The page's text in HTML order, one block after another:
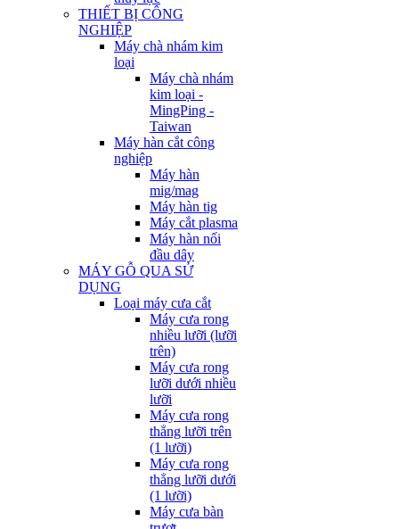
THIẾT BỊ CÔNG
NGHIỆP
Máy chà nhám kim
loại
Máy chà nhám
kim loại -
MingPing -
Taiwan
Máy hàn cắt công
nghiệp
Máy hàn
mig/mag
Máy hàn tig
Máy cắt plasma
Máy hàn nối
đầu dây
MÁY GỖ QUA SỬ
DỤNG
Loại máy cưa cắt
Máy cưa rong
nhiều lưỡi (lưỡi
trên)
Máy cưa rong
lưỡi dưới nhiều
lưỡi
Máy cưa rong
thẳng lưỡi trên
(1 lưỡi)
Máy cưa rong
thẳng lưỡi dưới
(1 lưỡi)
Máy cưa bàn